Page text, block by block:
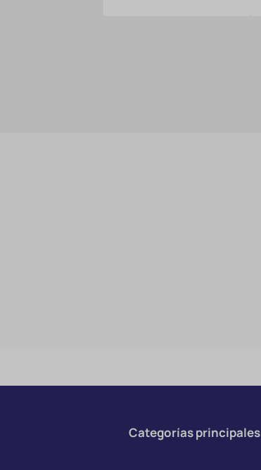
Categorías principales